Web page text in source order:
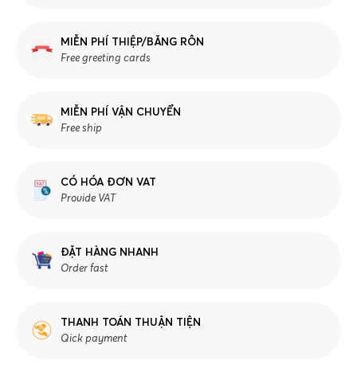
MIỄN PHÍ THIỆP/BĂNG RÔN
Free greeting cards
MIỄN PHÍ VẬN CHUYỂN
Free ship
CÓ HÓA ĐƠN VAT
Provide VAT
ĐẶT HÀNG NHANH
Order fast
THANH TOÁN THUẬN TIỆN
Qick payment